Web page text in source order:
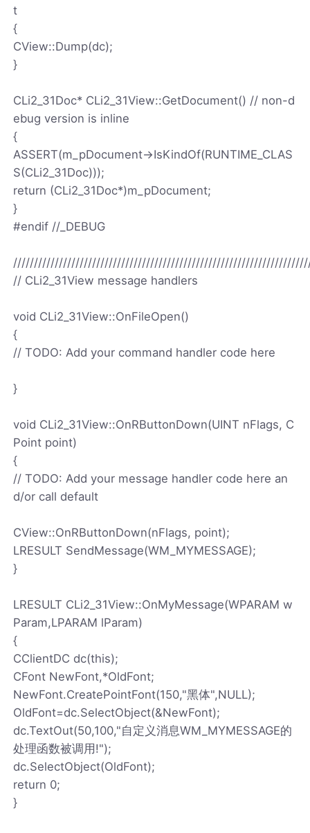
t
{
CView::Dump(dc);
}
CLi2_31Doc* CLi2_31View::GetDocument() // non-d
ebug version is inline
{
ASSERT(m_pDocument->IsKindOf(RUNTIME_CLAS
S(CLi2_31Doc)));
return (CLi2_31Doc*)m_pDocument;
}
#endif //_DEBUG
// CLi2_31View message handlers
void CLi2_31View::OnFileOpen()
{
// TODO: Add your command handler code here
}
void CLi2_31View::OnRButtonDown(UINT nFlags, C
Point point)
{
// TODO: Add your message handler code here an
d/or call default
CView::OnRButtonDown(nFlags, point);
LRESULT SendMessage(WM_MYMESSAGE);
}
LRESULT CLi2_31View::OnMyMessage(WPARAM w
Param,LPARAM lParam)
{
CClientDC dc(this);
CFont NewFont,*OldFont;
NewFont.CreatePointFont(150,"黑体",NULL);
OldFont=dc.SelectObject(&NewFont);
dc.TextOut(50,100,"自定义消息WM_MYMESSAGE的
处理函数被调用!");
dc.SelectObject(OldFont);
return 0;
}